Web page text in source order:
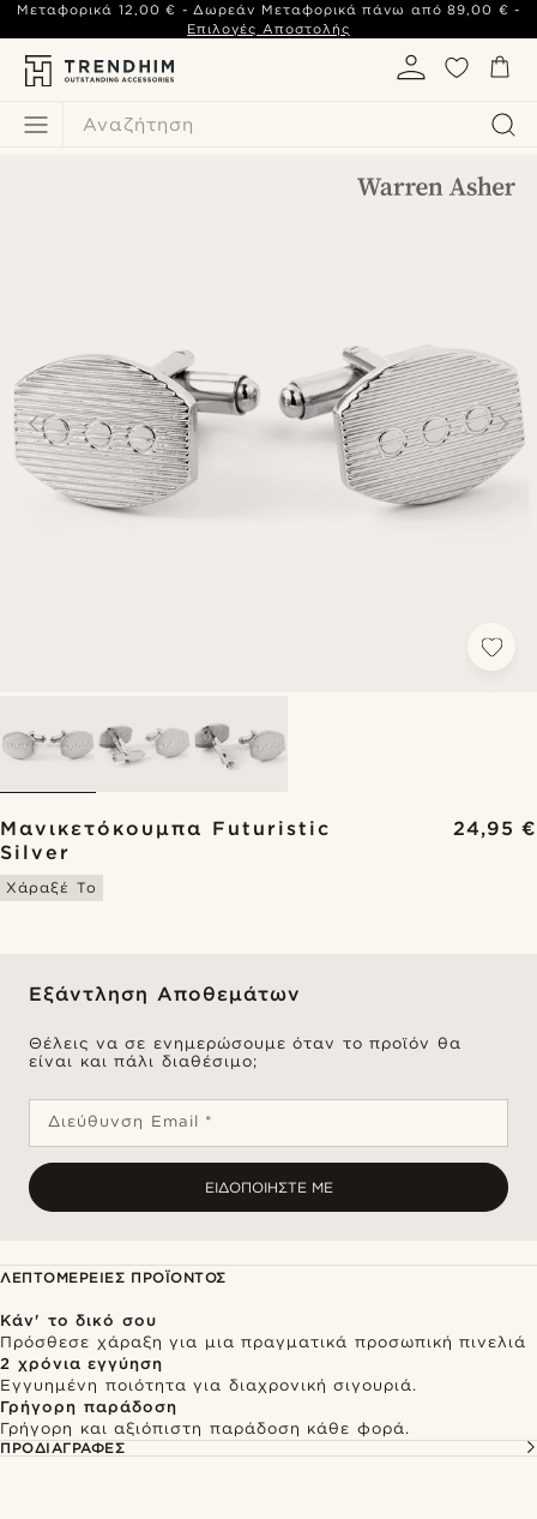
Αναζήτηση
Μεταφορικά 12,00 € - Δωρεάν Μεταφορικά πάνω από 89,00 € -
Επιλογές Αποστολής
Μανικετόκουμπα Futuristic
Silver
24,95 €
Χάραξέ Το
Εξάντληση Αποθεμάτων
Θέλεις να σε ενημερώσουμε όταν το προϊόν θα
είναι και πάλι διαθέσιμο;
Διεύθυνση Email *
ΕΙΔΟΠΟΙΉΣΤΕ ΜΕ
ΛΕΠΤΟΜΈΡΕΙΕΣ ΠΡΟΪΌΝΤΟΣ
Κάν' το δικό σου
Πρόσθεσε χάραξη για μια πραγματικά προσωπική πινελιά
2 χρόνια εγγύηση
Εγγυημένη ποιότητα για διαχρονική σιγουριά.
Γρήγορη παράδοση
Γρήγορη και αξιόπιστη παράδοση κάθε φορά.
ΠΡΟΔΙΑΓΡΑΦΈΣ